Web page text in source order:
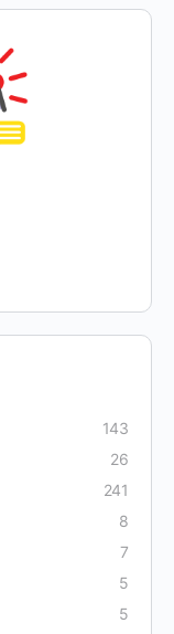
143
26
241
8
7
5
5